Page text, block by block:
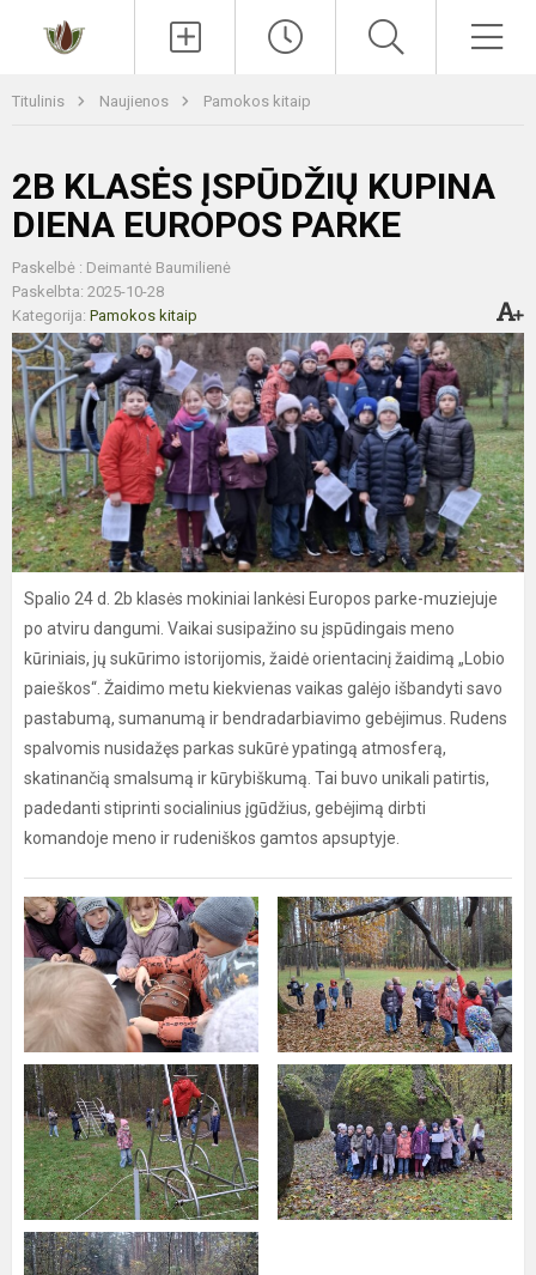
Titulinis Naujienos Pamokos kitaip
2B KLASĖS ĮSPŪDŽIŲ KUPINA
DIENA EUROPOS PARKE
Paskelbė : Deimantė Baumilienė
Paskelbta: 2025-10-28
Kategorija: Pamokos kitaip
Spalio 24 d. 2b klasės mokiniai lankėsi Europos parke-muziejuje
po atviru dangumi. Vaikai susipažino su įspūdingais meno
kūriniais, jų sukūrimo istorijomis, žaidė orientacinį žaidimą „Lobio
paieškos“. Žaidimo metu kiekvienas vaikas galėjo išbandyti savo
pastabumą, sumanumą ir bendradarbiavimo gebėjimus. Rudens
spalvomis nusidažęs parkas sukūrė ypatingą atmosferą,
skatinančią smalsumą ir kūrybiškumą. Tai buvo unikali patirtis,
padedanti stiprinti socialinius įgūdžius, gebėjimą dirbti
komandoje meno ir rudeniškos gamtos apsuptyje.